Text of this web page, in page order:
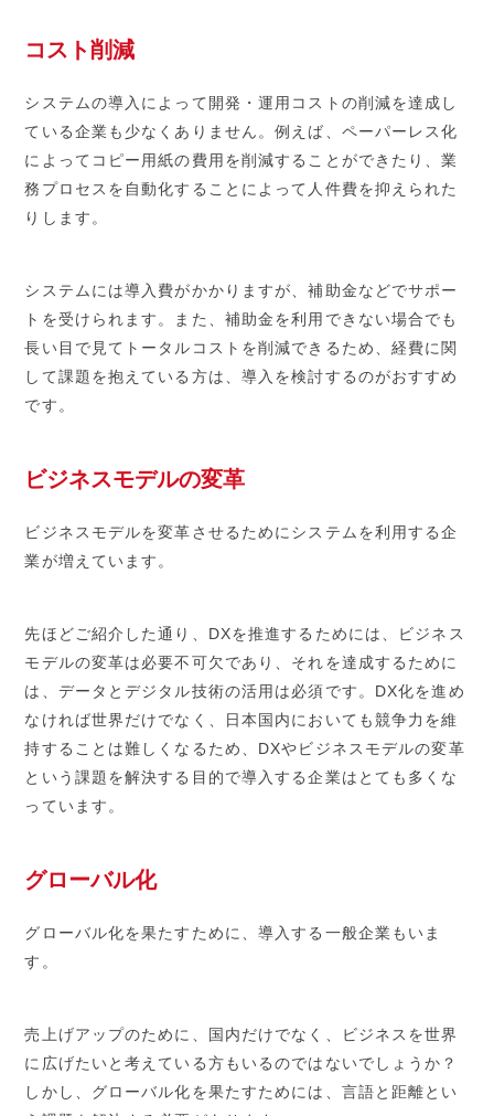
コスト削減
システムの導入によって開発・運用コストの削減を達成し
ている企業も少なくありません。例えば、ペーパーレス化
によってコピー用紙の費用を削減することができたり、業
務プロセスを自動化することによって人件費を抑えられた
りします。
システムには導入費がかかりますが、補助金などでサポー
トを受けられます。また、補助金を利用できない場合でも
長い目で見てトータルコストを削減できるため、経費に関
して課題を抱えている方は、導入を検討するのがおすすめ
です。
ビジネスモデルの変革
ビジネスモデルを変革させるためにシステムを利用する企
業が増えています。
先ほどご紹介した通り、DXを推進するためには、ビジネス
モデルの変革は必要不可欠であり、それを達成するために
は、データとデジタル技術の活用は必須です。DX化を進め
なければ世界だけでなく、日本国内においても競争力を維
持することは難しくなるため、DXやビジネスモデルの変革
という課題を解決する目的で導入する企業はとても多くな
っています。
グローバル化
グローバル化を果たすために、導入する一般企業もいま
す。
売上げアップのために、国内だけでなく、ビジネスを世界
に広げたいと考えている方もいるのではないでしょうか？
しかし、グローバル化を果たすためには、言語と距離とい